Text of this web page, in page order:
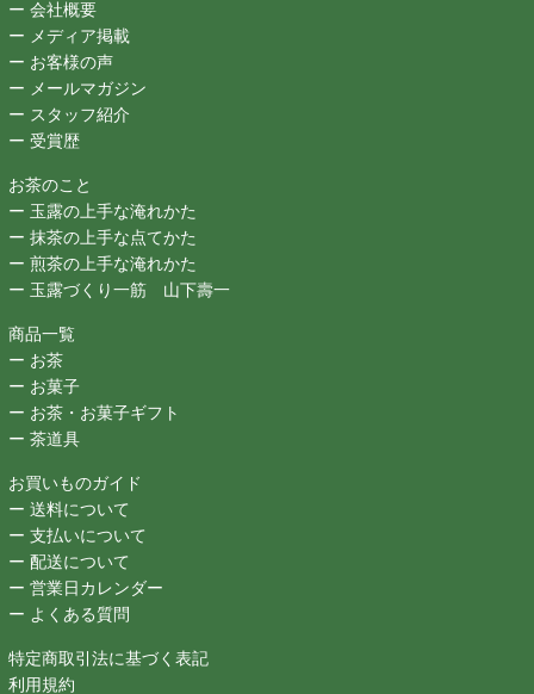
ー 会社概要
ー メディア掲載
ー お客様の声
ー メールマガジン
ー スタッフ紹介
ー 受賞歴
お茶のこと
ー 玉露の上手な淹れかた
ー 抹茶の上手な点てかた
ー 煎茶の上手な淹れかた
ー 玉露づくり一筋 山下壽一
商品一覧
ー お茶
ー お菓子
ー お茶・お菓子ギフト
ー 茶道具
お買いものガイド
ー 送料について
ー 支払いについて
ー 配送について
ー 営業日カレンダー
ー よくある質問
特定商取引法に基づく表記
利用規約